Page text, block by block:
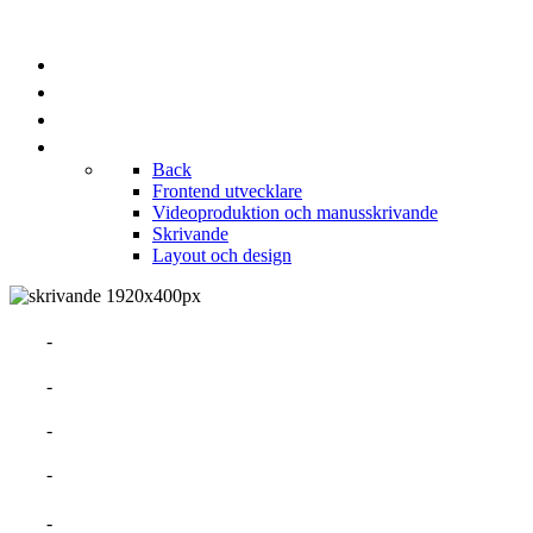
Back
Frontend utvecklare
Videoproduktion och manusskrivande
Skrivande
Layout och design